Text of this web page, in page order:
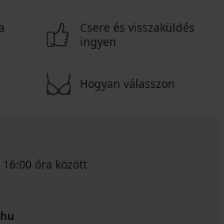
Csere és visszaküldés
ingyen
Hogyan válasszon
óra között